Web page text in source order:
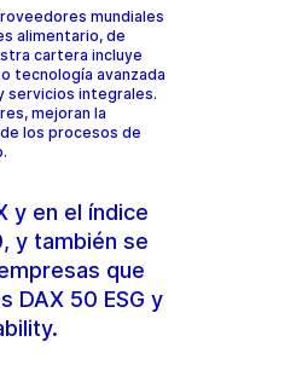
mundiales
alimentario, de
cartera incluye
tecnología avanzada
servicios integrales.
mejoran la
los procesos de
y en el índice
y también se
que
DAX 50 ESG y